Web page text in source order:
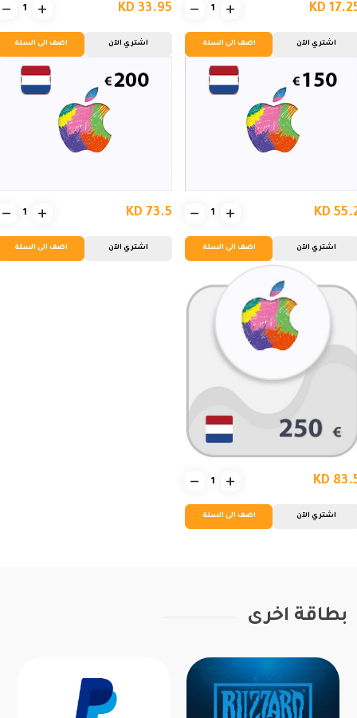
KD
اشتري الآن اضف الى السلة
KD 33.95
اشتري الآن اضف الى السلة
KD
اشتري الآن اضف الى السلة
KD 73.5
اشتري الآن اضف الى السلة
KD
اشتري الآن اضف الى السلة
بطاقة اخرى